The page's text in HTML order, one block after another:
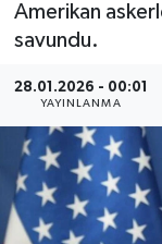
Amerikan
savundu.
28.01.2026 - 00:01
YAYINLANMA